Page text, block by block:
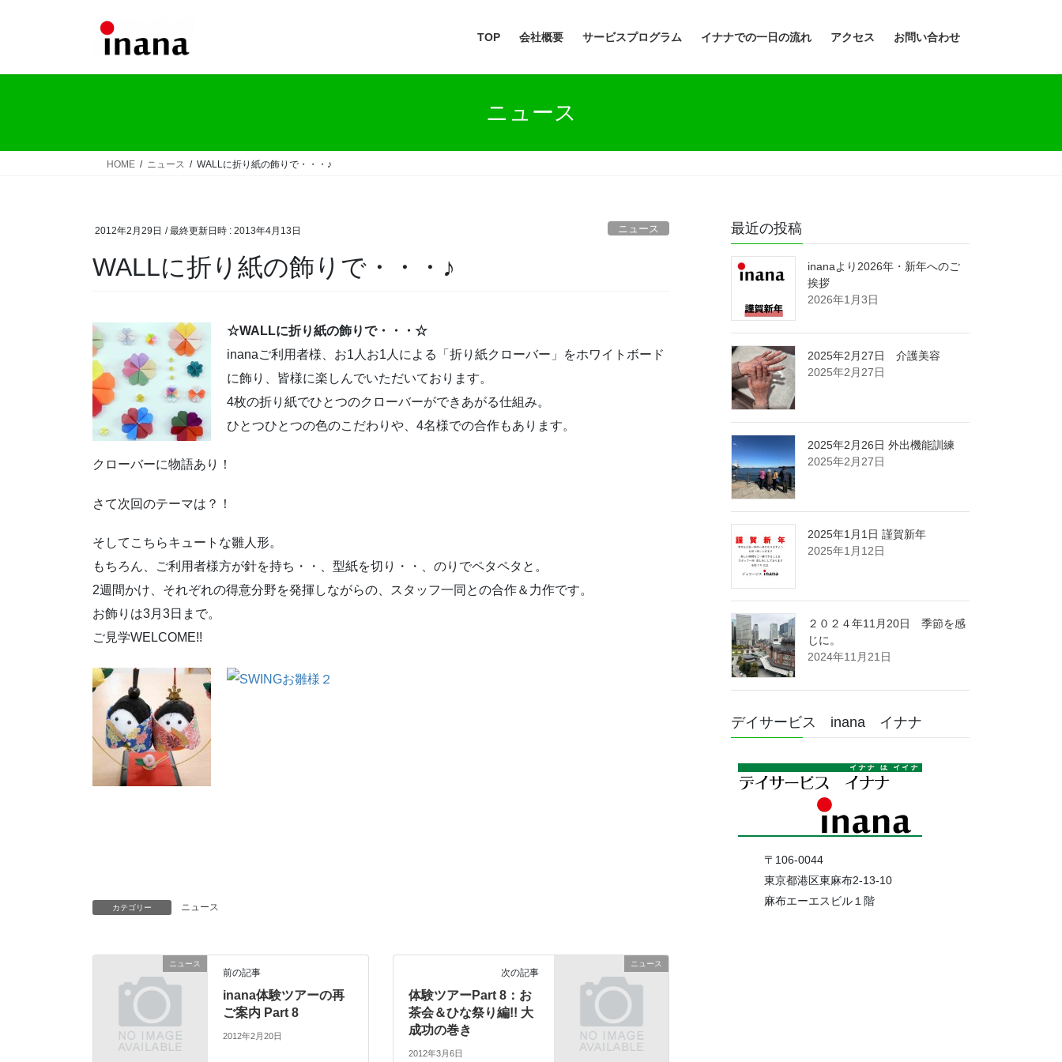
TOP 会社概要 サービスプログラム イナナでの一日の流れ アクセス お問い合わせ
ニュース
HOME ニュース WALLに折り紙の飾りで・・・♪
2012年2月29日 / 最終更新日時 : 2013年4月13日 ニュース
WALLに折り紙の飾りで・・・♪
☆WALLに折り紙の飾りで・・・☆
inanaご利用者様、お1人お1人による「折り紙クローバー」をホワイトボード
に飾り、皆様に楽しんでいただいております。
4枚の折り紙でひとつのクローバーができあがる仕組み。
ひとつひとつの色のこだわりや、4名様での合作もあります。
クローバーに物語あり！
さて次回のテーマは？！
そしてこちらキュートな雛人形。
もちろん、ご利用者様方が針を持ち・・、型紙を切り・・、のりでペタペタと。
2週間かけ、それぞれの得意分野を発揮しながらの、スタッフ一同との合作＆力作です。
お飾りは3月3日まで。
ご見学WELCOME!!
カテゴリー ニュース
ニュース
前の記事
inana体験ツアーの再
ご案内 Part 8
2012年2月20日
ニュース
次の記事
体験ツアーPart 8：お
茶会＆ひな祭り編!! 大
成功の巻き
2012年3月6日
最近の投稿
inanaより2026年・新年へのご
挨拶
2026年1月3日
2025年2月27日 介護美容
2025年2月27日
2025年2月26日 外出機能訓練
2025年2月27日
2025年1月1日 謹賀新年
2025年1月12日
２０２４年11月20日 季節を感
じに。
2024年11月21日
デイサービス inana イナナ
〒106-0044
東京都港区東麻布2-13-10
麻布エーエスビル１階